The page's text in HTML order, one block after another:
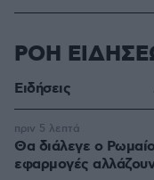
ΡΟΗ
Ειδήσεις
Θα διάλεγε ο
εφαρμογές
πριν 5 λεπτά